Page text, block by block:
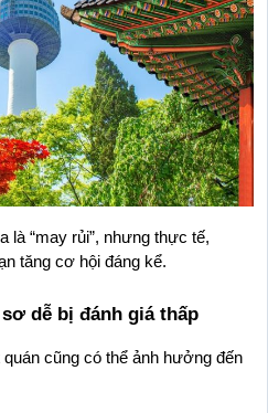
là “may rủi”, nhưng thực tế,
tăng cơ hội đáng kể.
dễ bị đánh giá thấp
cũng có thể ảnh hưởng đến